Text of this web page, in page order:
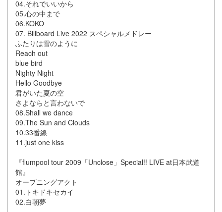
04.それでいいから
05.心の中まで
06.KOKO
07. Billboard Live 2022 スペシャルメドレー
ふたりは雪のように
Reach out
blue bird
Nighty Night
Hello Goodbye
君がいた夏の空
さよならと言わないで
08.Shall we dance
09.The Sun and Clouds
10.33番線
11.just one kiss
『flumpool tour 2009「Unclose」Special!! LIVE at日本武道
館』
オープニングアクト
01.トキドキセカイ
02.白朝夢